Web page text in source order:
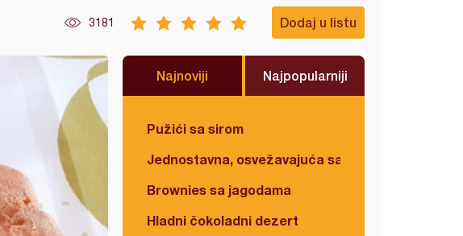
3181 Dodaj u listu
Najnoviji Najpopularniji
Pužići sa sirom
Jednostavna, osvežavajuća salata
Brownies sa jagodama
Hladni čokoladni dezert